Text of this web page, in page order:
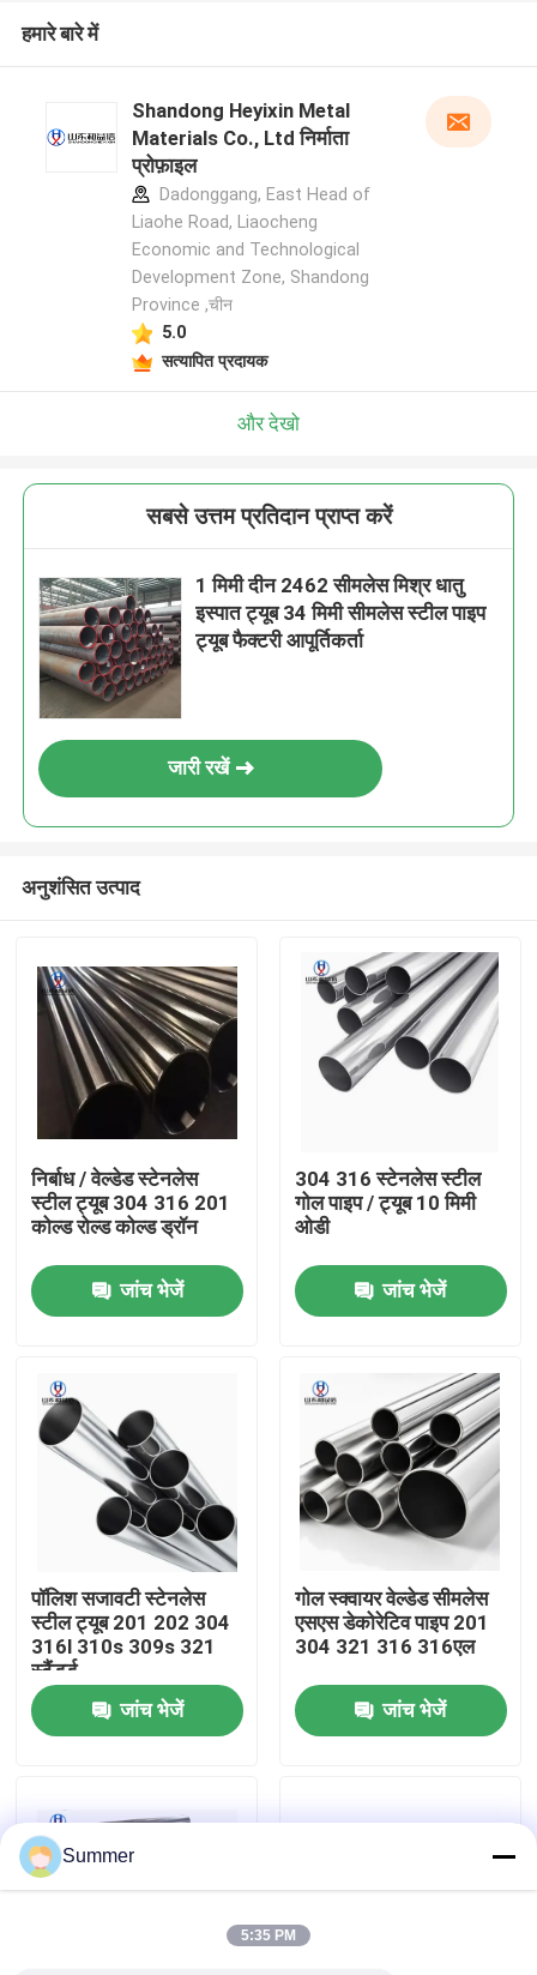
हमारे बारे में
फैक्टरी यात्रा
गुणवत्ता नियंत्रण
हमसे संपर्क करें
एक बोली का अनुरोध
कार्बन स्टील का तार
कार्बन स्टील प्लेट
हमारे बारे में
Shandong Heyixin Metal
Materials Co., Ltd निर्माता
प्रोफ़ाइल
Dadonggang, East Head of
Liaohe Road, Liaocheng
Economic and Technological
Development Zone, Shandong
Province ,चीन
5.0
सत्यापित प्रदायक
और देखो
सबसे उत्तम प्रतिदान प्राप्त करें
1 मिमी दीन 2462 सीमलेस मिश्र धातु
इस्पात ट्यूब 34 मिमी सीमलेस स्टील पाइप
ट्यूब फैक्टरी आपूर्तिकर्ता
जारी रखें
अनुशंसित उत्पाद
निर्बाध / वेल्डेड स्टेनलेस
स्टील ट्यूब 304 316 201
कोल्ड रोल्ड कोल्ड ड्रॉन
जांच भेजें
304 316 स्टेनलेस स्टील
गोल पाइप / ट्यूब 10 मिमी
ओडी
जांच भेजें
पॉलिश सजावटी स्टेनलेस
स्टील ट्यूब 201 202 304
316l 310s 309s 321
स्टैंडर्ड
जांच भेजें
गोल स्क्वायर वेल्डेड सीमलेस
एसएस डेकोरेटिव पाइप 201
304 321 316 316एल
जांच भेजें
Summer
5:35 PM